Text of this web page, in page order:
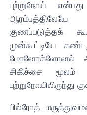
புற்றுநோய்
குணப்படுத்தக்
முன்கூட்டியே
மோனோக்ளோனல்
சிகிச்சை
புற்றுநோயிலிருந்து
பில்ரோத்